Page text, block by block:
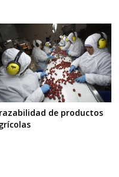
de productos